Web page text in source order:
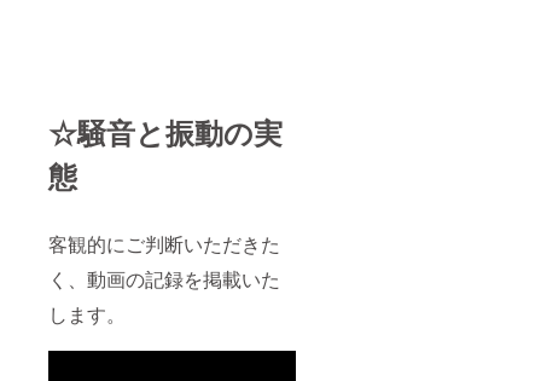
☆騒音と振動の実
態
客観的にご判断いただきた
く、動画の記録を掲載いた
します。